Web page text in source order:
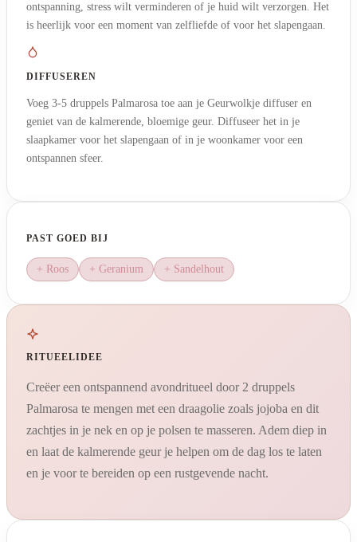
ontspanning, stress wilt verminderen of je huid wilt verzorgen. Het
is heerlijk voor een moment van zelfliefde of voor het slapengaan.
DIFFUSEREN
Voeg 3-5 druppels Palmarosa toe aan je Geurwolkje diffuser en
geniet van de kalmerende, bloemige geur. Diffuseer het in je
slaapkamer voor het slapengaan of in je woonkamer voor een
ontspannen sfeer.
PAST GOED BIJ
+ Roos + Geranium + Sandelhout
RITUEELIDEE
Creëer een ontspannend avondritueel door 2 druppels
Palmarosa te mengen met een draagolie zoals jojoba en dit
zachtjes in je nek en op je polsen te masseren. Adem diep in
en laat de kalmerende geur je helpen om de dag los te laten
en je voor te bereiden op een rustgevende nacht.